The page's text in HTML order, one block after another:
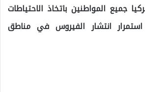
جميع المواطنين باتخاذ الاحتياطات
انتشار الفيروس في مناطق